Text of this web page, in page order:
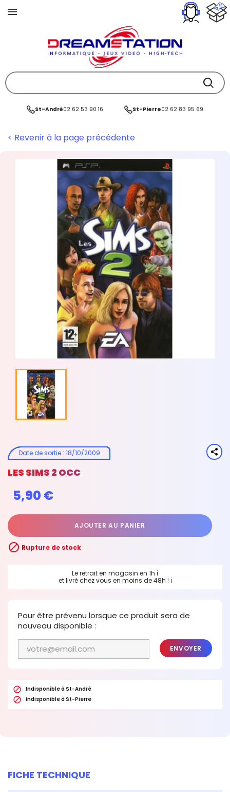
St-André02 62 53 90 16 St-Pierre02 62 83 95 69
< Revenir à la page précédente
Date de sortie: 18/10/2009
LES SIMS 2 OCC
5,90 €
AJOUTER AU PANIER
 Rupture de stock
Le retrait en magasin en 1h ℹ
et livré chez vous en moins de 48h ! ℹ
Pour être prévenu lorsque ce produit sera de
nouveau disponible :
ENVOYER
 Indisponible à St-André
 Indisponible à St-Pierre
FICHE TECHNIQUE